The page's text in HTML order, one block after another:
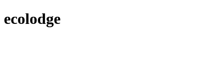
ecolodge